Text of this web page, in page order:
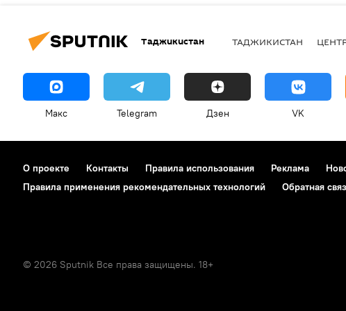
Таджикистан ТАДЖИКИСТАН
Макс Telegram Дзен VK
О проекте Контакты Правила использования Реклама
Правила применения рекомендательных технологий
Обратная
© 2026 Sputnik Все права защищены. 18+